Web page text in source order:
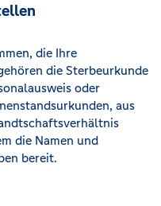
die Ihre
die Sterbeurkunde
oder
aus
die Namen und
bereit.